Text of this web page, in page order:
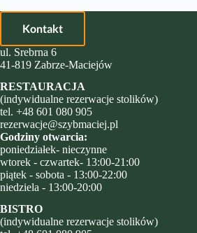
Kontakt
ul. Srebrna 6
41-819 Zabrze-Maciejów
RESTAURACJA
(indywidualne rezerwacje stolików)
tel. +48 601 080 905
rezerwacje@szybmaciej.pl
Godziny otwarcia:
poniedziałek- nieczynne
wtorek - czwartek- 13:00-21:00
piątek - sobota - 13:00-22:00
niedziela - 13:00-20:00
BISTRO
(indywidualne rezerwacje stolików)